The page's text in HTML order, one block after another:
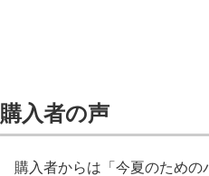
購入者の声
購入者からは「今夏のための